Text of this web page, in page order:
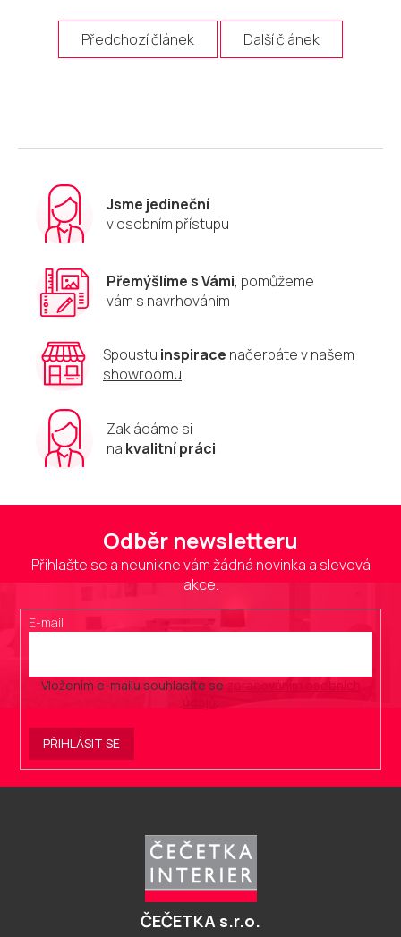
Předchozí článek Další článek
Jsme jedineční
v osobním přístupu
Přemýšlíme s Vámi, pomůžeme
vám s navrhováním
Spoustu inspirace načerpáte v našem
showroomu
Zakládáme si
na kvalitní práci
Odběr newsletteru
Přihlašte se a neunikne vám žádná novinka a slevová
akce.
E-mail
Vložením e-mailu souhlasíte se zpracováním osobních
PŘIHLÁSIT SE
ČEČETKA s.r.o.